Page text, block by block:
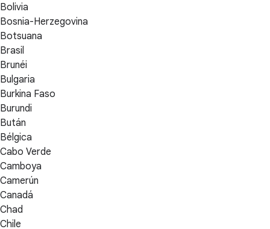
Bolivia
Bosnia-Herzegovina
Botsuana
Brasil
Brunéi
Bulgaria
Burkina Faso
Burundi
Bután
Bélgica
Cabo Verde
Camboya
Camerún
Canadá
Chad
Chile